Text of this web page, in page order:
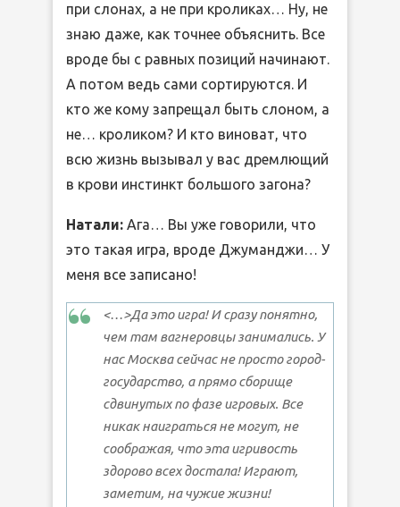
при слонах, а не при кроликах… Ну, не
знаю даже, как точнее объяснить. Все
вроде бы с равных позиций начинают.
А потом ведь сами сортируются. И
кто же кому запрещал быть слоном, а
не… кроликом? И кто виноват, что
всю жизнь вызывал у вас дремлющий
в крови инстинкт большого загона?
Натали: Ага… Вы уже говорили, что
это такая игра, вроде Джуманджи… У
меня все записано!
<…>Да этоигра! И сразу понятно,
чем там вагнеровцы занимались. У
нас Москва сейчас не просто город-
государство, а прямо сборище
сдвинутых по фазе игровых. Все
никак наиграться не могут, не
соображая, что эта игривость
здорово всех достала! Играют,
заметим, на чужие жизни!